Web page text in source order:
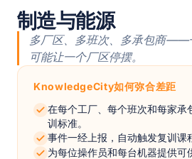
制造与能源
多厂区、多班次、多承包商——
可能让一个厂区停摆。
KnowledgeCity如何弥合差距
在每个工厂、每个班次和每家承
训标准。
事件一经上报，自动触发复训课
为每位操作员和每台机器提供可